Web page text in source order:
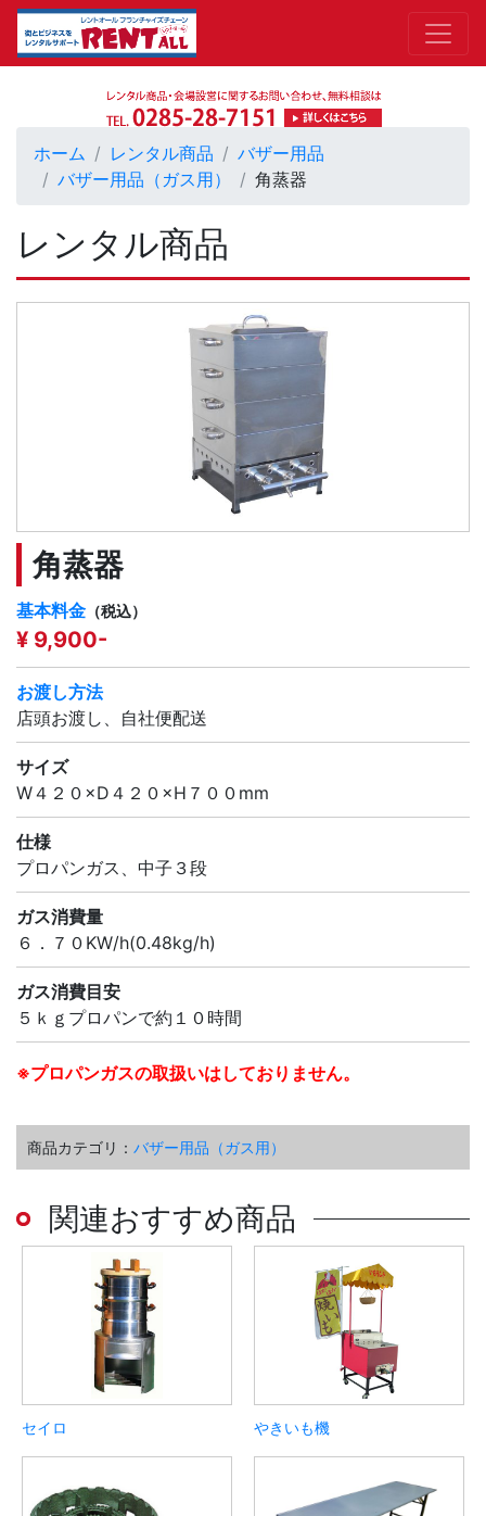
ホーム レンタル商品
バザー用品
バザー用品（ガス用）
角蒸器
レンタル商品
角蒸器
基本料金 （税込）
¥ 9,900-
お渡し方法
店頭お渡し、自社便配送
サイズ
W４２０×D４２０×H７００mm
仕様
プロパンガス、中子３段
ガス消費量
６．７０KW/h(0.48kg/h)
ガス消費目安
５ｋｇプロパンで約１０時間
※プロパンガスの取扱いはしておりません。
商品カテゴリ： バザー用品（ガス用）
関連おすすめ商品
セイロ やきいも機